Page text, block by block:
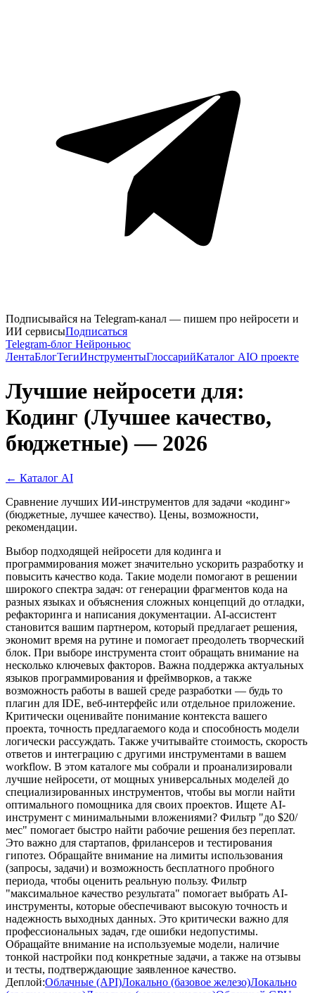
Подписывайся на Telegram-канал — пишем про нейросети и
ИИ сервисыПодписаться
Telegram-блог Нейроньюс
ЛентаБлогТегиИнструментыГлоссарийКаталог AIО проекте
Лучшие нейросети для:
Кодинг (Лучшее качество,
бюджетные) — 2026
← Каталог AI
Сравнение лучших ИИ-инструментов для задачи «кодинг»
(бюджетные, лучшее качество). Цены, возможности,
рекомендации.
Выбор подходящей нейросети для кодинга и
программирования может значительно ускорить разработку и
повысить качество кода. Такие модели помогают в решении
широкого спектра задач: от генерации фрагментов кода на
разных языках и объяснения сложных концепций до отладки,
рефакторинга и написания документации. AI-ассистент
становится вашим партнером, который предлагает решения,
экономит время на рутине и помогает преодолеть творческий
блок. При выборе инструмента стоит обращать внимание на
несколько ключевых факторов. Важна поддержка актуальных
языков программирования и фреймворков, а также
возможность работы в вашей среде разработки — будь то
плагин для IDE, веб-интерфейс или отдельное приложение.
Критически оценивайте понимание контекста вашего
проекта, точность предлагаемого кода и способность модели
логически рассуждать. Также учитывайте стоимость, скорость
ответов и интеграцию с другими инструментами в вашем
workflow. В этом каталоге мы собрали и проанализировали
лучшие нейросети, от мощных универсальных моделей до
специализированных инструментов, чтобы вы могли найти
оптимального помощника для своих проектов. Ищете AI-
инструмент с минимальными вложениями? Фильтр "до $20/
мес" помогает быстро найти рабочие решения без переплат.
Это важно для стартапов, фрилансеров и тестирования
гипотез. Обращайте внимание на лимиты использования
(запросы, задачи) и возможность бесплатного пробного
периода, чтобы оценить реальную пользу. Фильтр
"максимальное качество результата" помогает выбрать AI-
инструменты, которые обеспечивают высокую точность и
надежность выходных данных. Это критически важно для
профессиональных задач, где ошибки недопустимы.
Обращайте внимание на используемые модели, наличие
тонкой настройки под конкретные задачи, а также на отзывы
и тесты, подтверждающие заявленное качество.
Деплой:Облачные (API)Локально (базовое железо)Локально